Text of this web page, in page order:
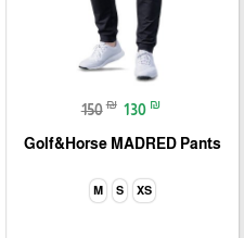
150 ₪ 130 ₪
Golf&Horse MADRED Pants
XS
S
M